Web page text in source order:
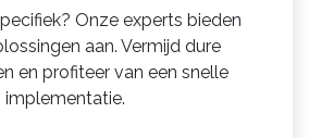
Onze experts bieden
aan. Vermijd dure
en profiteer van een snelle
implementatie.